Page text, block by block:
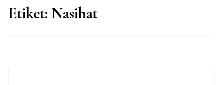
Etiket: Nasihat